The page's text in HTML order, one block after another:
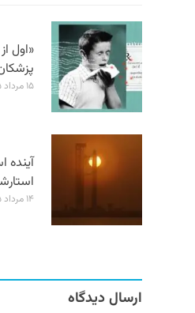
۱۵ مرداد ۱۴۰۵
۱۴ مرداد ۱۴۰۵
ارسال دیدگاه